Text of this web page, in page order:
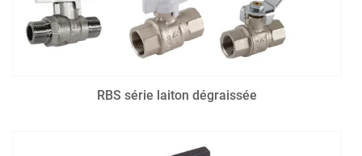
RBS série laiton dégraissée